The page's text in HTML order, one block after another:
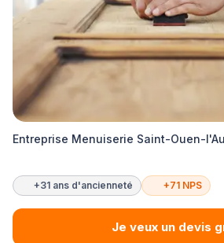
Entreprise Menuiserie Saint-Ouen-
+31 ans d'ancienneté +71 NPS
Je veux un devis